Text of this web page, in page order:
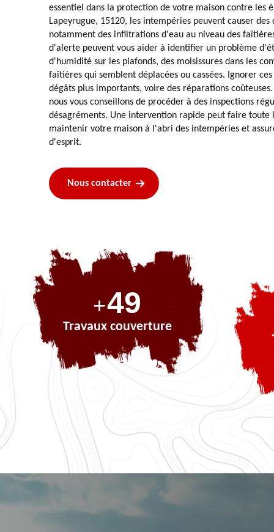
essentiel dans la protection de votre maison contre les
Lapeyrugue, 15120, les intempéries peuvent causer des
notamment des infiltrations d'eau au niveau des
d'alerte peuvent vous aider à identifier un problème
d'humidité sur les plafonds, des moisissures dans les
faîtières qui semblent déplacées ou cassées. Ignorer
dégâts plus importants, voire des réparations
nous vous conseillons de procéder à des inspections
désagréments. Une intervention rapide peut faire toute
maintenir votre maison à l'abri des intempéries et
d'esprit.
Nous contacter
+71
Travaux couverture